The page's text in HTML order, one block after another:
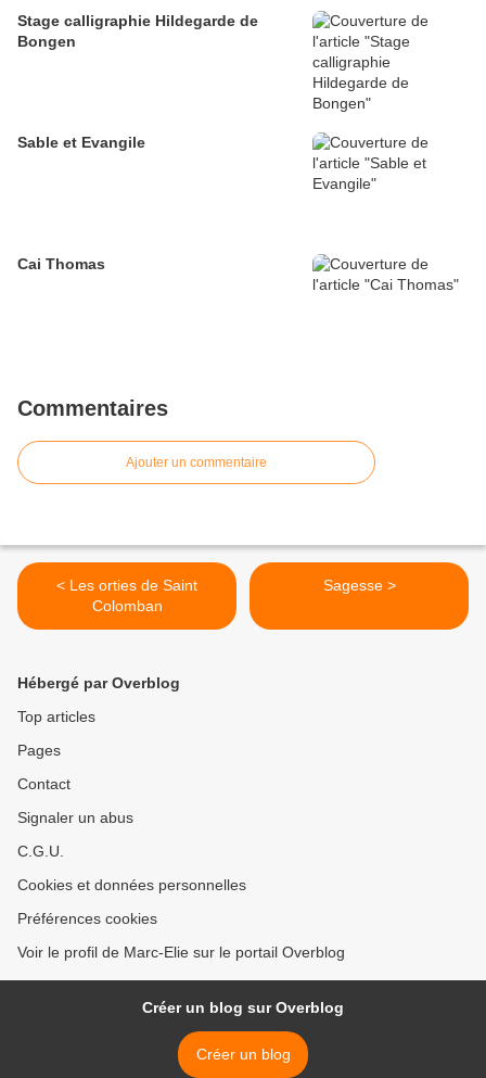
Stage calligraphie Hildegarde de
Bongen
Sable et Evangile
Cai Thomas
Commentaires
Ajouter un commentaire
< Les orties de Saint
Colomban
Sagesse >
Hébergé par Overblog
Top articles
Pages
Contact
Signaler un abus
C.G.U.
Cookies et données personnelles
Préférences cookies
Voir le profil de Marc-Elie sur le portail Overblog
Créer un blog sur Overblog
Créer un blog